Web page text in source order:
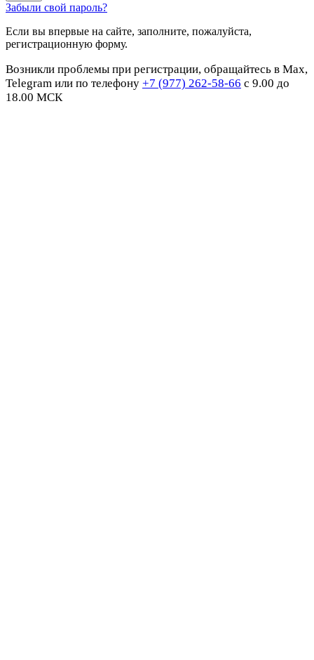
Забыли свой пароль?
Если вы впервые на сайте, заполните, пожалуйста,
регистрационную форму.
Возникли проблемы при регистрации, обращайтесь в Max,
Telegram или по телефону +7 (977) 262-58-66 с 9.00 до
18.00 МСК